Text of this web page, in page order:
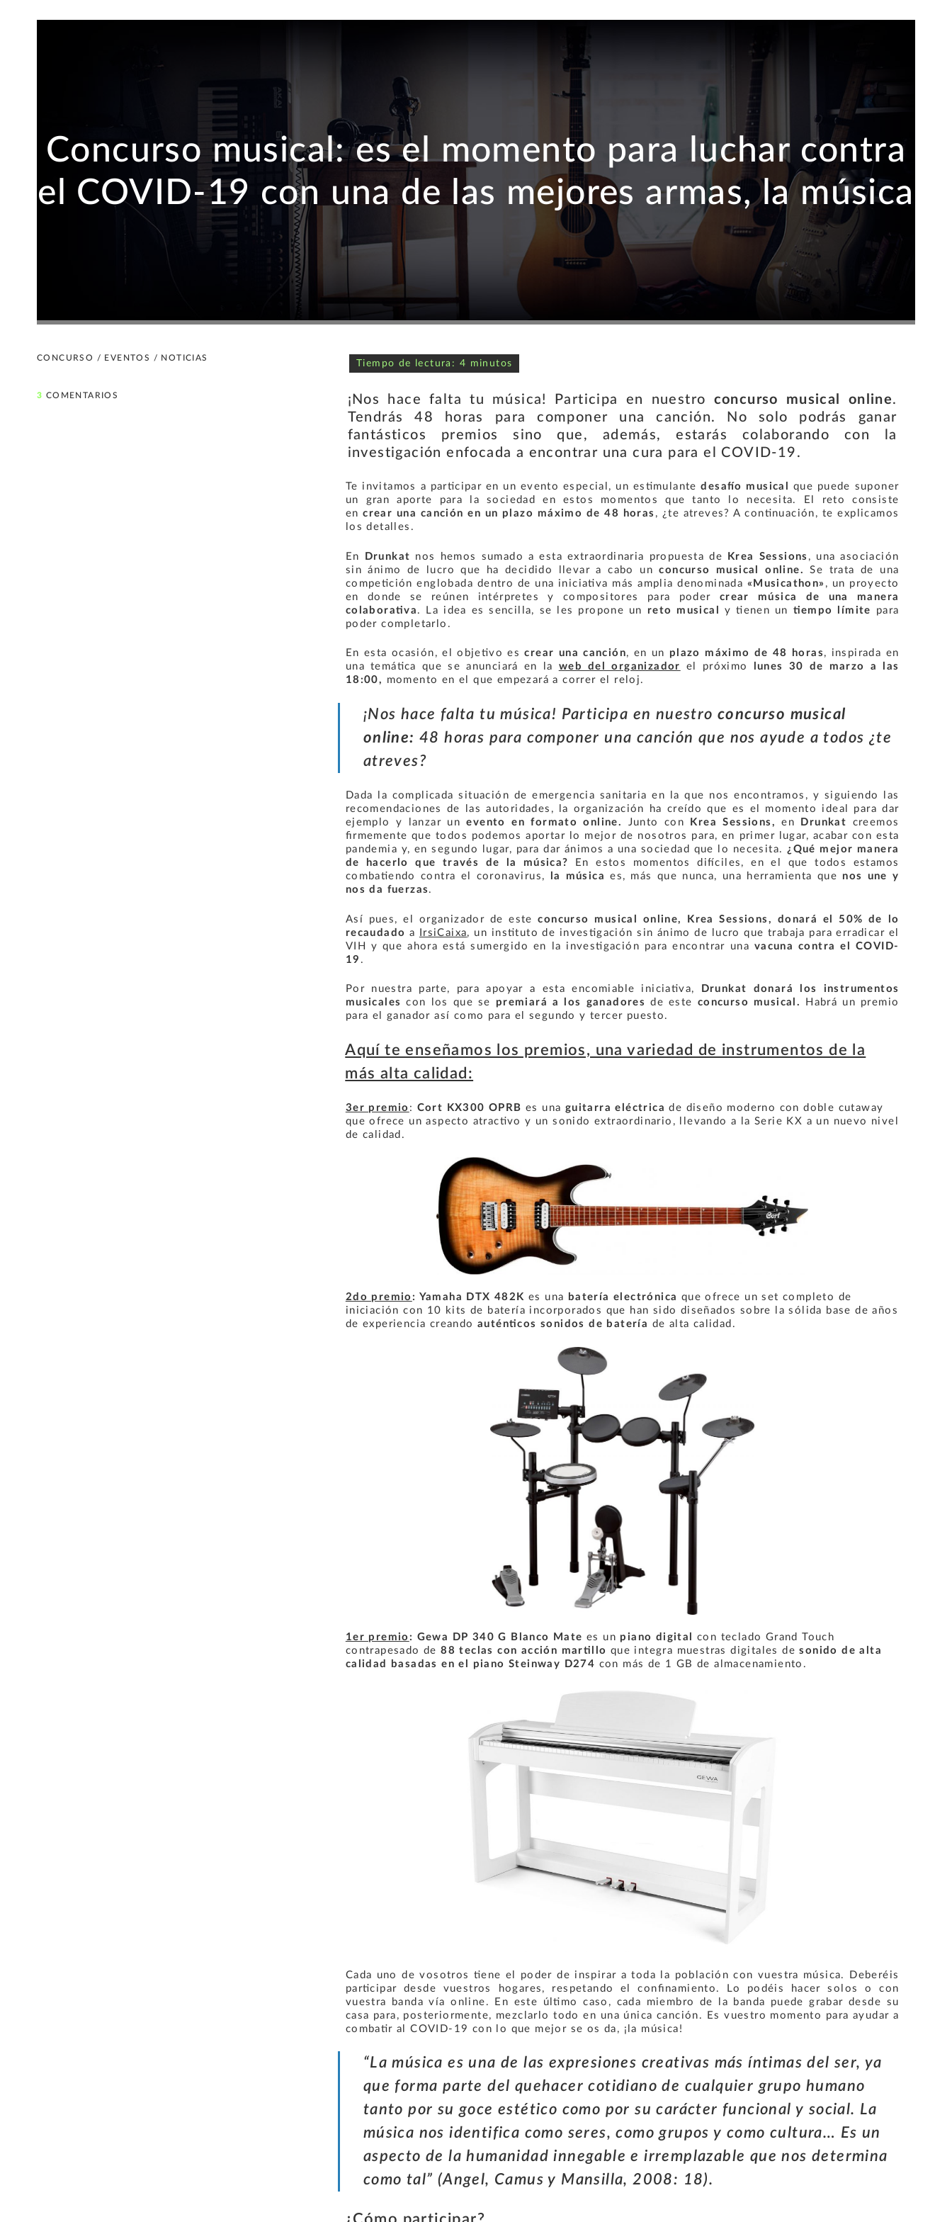
Concurso musical: es el momento para luchar contra
el COVID-19 con una de las mejores armas, la música
CONCURSO / EVENTOS / NOTICIAS
3 COMENTARIOS ¡Nos hace falta tu música! Participa en nuestro concurso musical online.
Tendrás 48 horas para componer una canción. No solo podrás ganar
fantásticos premios sino que, además, estarás colaborando con la
investigación enfocada a encontrar una cura para el COVID-19.
Te invitamos a participar en un evento especial, un estimulantedesafío musical
que puede suponer
un gran aporte para la sociedad en estos momentos que tanto lo necesita. El reto consiste
encrear una canción en un plazo máximo de 48 horas , ¿te atreves? A continuación, te explicamos
los detalles.
En Drunkat nos hemos sumado a esta extraordinaria propuesta de Krea Sessions , una asociación
sin ánimo de lucro que ha decidido llevar a cabo unconcurso musical online.Se trata de
una
competición englobada dentro de una iniciativa más amplia denominada «Musicathon» , un proyecto
en donde se reúnen intérpretes y compositores para poder crear música de una manera
colaborativa . La idea es sencilla, se les propone un reto musical y tienen un tiempo límite
para
poder completarlo.
En esta ocasión, el objetivo escrear una canción, en un plazo máximo de 48 horas , inspirada en
una temática que se anunciará en la web del organizador el próximo
lunes 30 de marzo a las
18:00, momento en el que empezará a correr el reloj.
¡Nos hace falta tu música! Participa en nuestro concurso musical
online: 48 horas para componer una canción que nos ayude a todos ¿te
atreves?
Dada la complicada situación de emergencia sanitaria en la que nos encontramos, y siguiendo las
recomendaciones de las autoridades, la organización ha creído que es el momento ideal para dar
ejemplo y lanzar unevento en formato online. Junto con Krea Sessions,en Drunkat creemos
firmemente que todos podemos aportar lo mejor de nosotros para, en primer lugar, acabar con esta
pandemia y, en segundo lugar, para dar ánimos a una sociedad que lo necesita.¿Qué mejor manera
de hacerlo que través de la música?
En estos momentos difíciles, en el que todos estamos
combatiendo contra el coronavirus, la música es, más que nunca, una herramienta que nos une y
nos da fuerzas .
Así pues, el organizador de esteconcurso musical online, Krea Sessions, donará el 50% de lo
recaudado a IrsiCaixa, un instituto de investigación sin ánimo de lucro que trabaja para erradicar el
VIH y que ahora está sumergido en la investigación para encontrar una vacuna contra el COVID-
19 .
Por nuestra parte, para apoyar a esta encomiable iniciativa,
Drunkat donará los instrumentos
musicalescon los que se premiará a los ganadores de este concurso musical.
Habrá un premio
para el ganador así como para el segundo y tercer puesto.
Aquí te enseñamos los premios, una variedad de instrumentos de la
más alta calidad:
3er premio : Cort KX300 OPRB es una guitarra eléctrica de diseño moderno con doble cutaway
que ofrece un aspecto atractivo y un sonido extraordinario, llevando a la Serie KX a un nuevo nivel
de calidad.
2do premio : Yamaha DTX 482K es una batería electrónica que ofrece un set completo de
iniciación con 10 kits de batería incorporados que han sido diseñados sobre la sólida base de años
de experiencia creando auténticos sonidos de batería de alta calidad.
1er premio : Gewa DP 340 G Blanco Mate es un piano digital
con teclado Grand Touch
contrapesado de88 teclas con acción martillo que integra muestras digitales desonido de alta
calidad basadas en el piano Steinway D274 con más de 1 GB de almacenamiento.
Cada uno de vosotros tiene el poder de inspirar a toda la población con vuestra música. Deberéis
participar desde vuestros hogares, respetando el confinamiento. Lo podéis hacer solos o con
vuestra banda vía online. En este último caso, cada miembro de la banda puede grabar desde su
casa para, posteriormente, mezclarlo todo en una única canción. Es vuestro momento para ayudar a
combatir al COVID-19 con lo que mejor se os da, ¡la música!
“La música es una de las expresiones creativas más íntimas del ser, ya
que forma parte del quehacer cotidiano de cualquier grupo humano
tanto por su goce estético como por su carácter funcional y social. La
música nos identifica como seres, como grupos y como cultura… Es un
aspecto de la humanidad innegable e irremplazable que nos determina
como tal” (Angel, Camus y Mansilla, 2008: 18).
¿Cómo participar?